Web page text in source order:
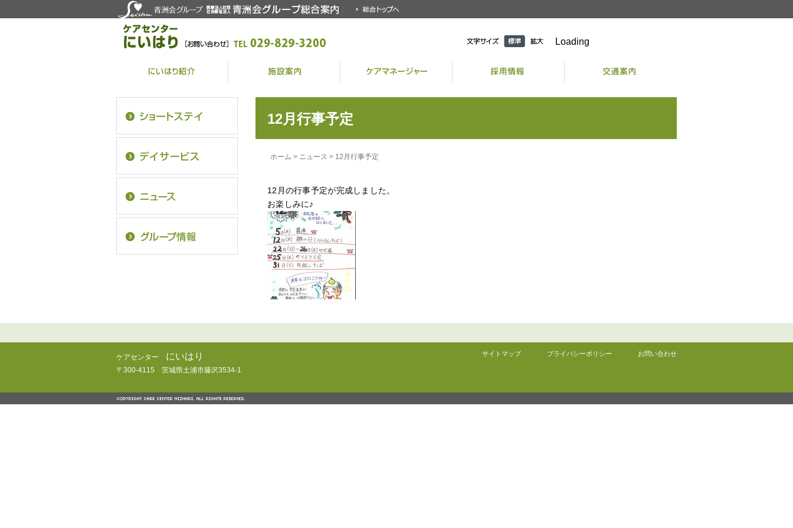
Loading
12月行事予定
ホーム > ニュース > 12月行事予定
12月の行事予定が完成しました。
お楽しみに♪
ケアセンター にいはり
〒300-4115 茨城県土浦市藤沢3534-1
サイトマップ プライバシーポリシー お問い合わせ